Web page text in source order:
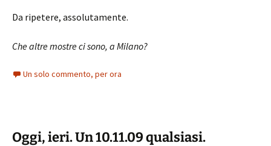
Da ripetere, assolutamente.
Che altre mostre ci sono, a Milano?
Un solo commento, per ora
Oggi, ieri. Un 10.11.09 qualsiasi.